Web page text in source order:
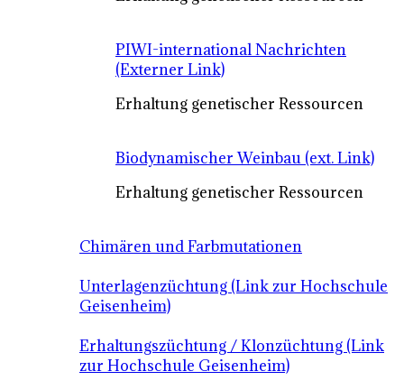
PIWI-international Nachrichten
(Externer Link)
Erhaltung genetischer Ressourcen
Biodynamischer Weinbau (ext. Link)
Erhaltung genetischer Ressourcen
Chimären und Farbmutationen
Unterlagenzüchtung (Link zur Hochschule
Geisenheim)
Erhaltungszüchtung / Klonzüchtung (Link
zur Hochschule Geisenheim)